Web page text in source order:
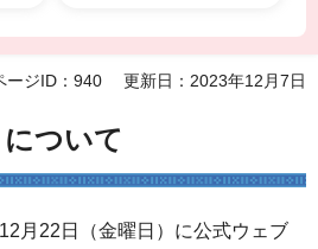
ージID：940 更新日：2023年12月7日
ついて
月22日（金曜日）に公式ウェブ